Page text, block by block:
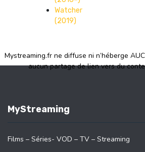
Watcher
(2019)
Mystreaming.fr ne diffuse ni n’héberge
aucun partage de lien vers du
MyStreaming
Films – Séries- VOD – TV – Streaming